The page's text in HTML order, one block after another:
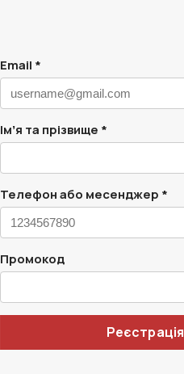
Email *
Імʼя та прізвище *
Телефон або месенджер *
Промокод
Реєстрація